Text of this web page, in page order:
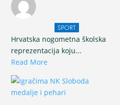
SPORT
Hrvatska nogometna školska
reprezentacija koju...
Read More